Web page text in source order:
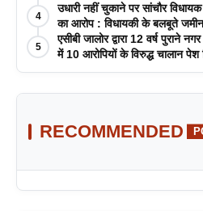
4
उधारी नहीं चुकाने पर सांचौर
का आरोप : विधायकी के बलबूते
जीवाराम !
5
एसीबी जालोर द्वारा 12 वर्ष पुराने
में 10 आरोपियों के विरुद्ध चालान पेश
RECOMMENDED